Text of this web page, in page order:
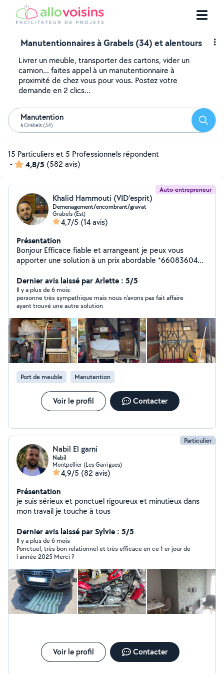
Manutentionnaires à Grabels (34) et alentours
Livrer un meuble, transporter des cartons, vider un
camion... faites appel à un manutentionnaire à
proximité de chez vous pour vous. Postez votre
demande en 2 clics...
Manutention
à Grabels (34)
15 Particuliers et 5 Professionnels répondent
-
4,8/5 (582 avis)
Auto-entrepreneur
Khalid Hammouti (VID’esprit)
Demenagement/encombrant/gravat
Grabels (Est)
4,7/5 (14 avis)
Présentation
Bonjour Efficace fiable et arrangeant je peux vous
apporter une solution à un prix abordable *660836040
de Demenagement /aide demenagement manutention
chargement déchargement mais aussi enlèvement
d'encombrants vide maison mise en déchèterie de
mobilier déchets verts gravats N'hésitez pas à me
contacter
Dernier avis laissé par Arlette : 5/5
Il y a plus de 6 mois
personne très sympathique mais nous n'avons pas fait affaire
ayant trouvé une autre solution
Port de meuble Manutention
Voir le profil Contacter
Particulier
Nabil El garni
Nabil
Montpellier (Les Garrigues)
4,9/5 (82 avis)
Présentation
je suis sérieux et ponctuel rigoureux et minutieux dans
mon travail je touche à tous
Dernier avis laissé par Sylvie : 5/5
Il y a plus de 6 mois
Ponctuel, très bon relationnel et très efficace en ce 1 er jour de
l année 2025 Merci ?
Voir le profil Contacter